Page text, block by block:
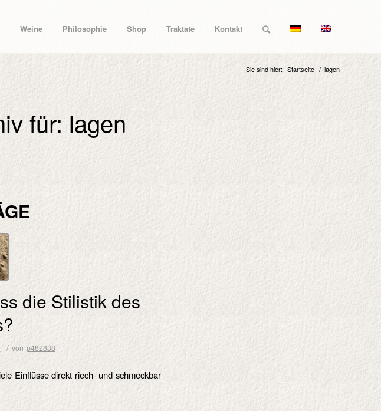
Weine Philosophie Shop Traktate Kontakt
Sie sind hier: Startseite / lagen
für: lagen
die Stilistik des
/ von p482838
Einflüsse direkt riech- und schmeckbar